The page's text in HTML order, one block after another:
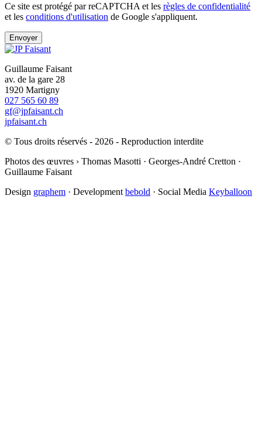
Ce site est protégé par reCAPTCHA et les règles de confidentialité
et les conditions d'utilisation de Google s'appliquent.
Guillaume Faisant
av. de la gare 28
1920 Martigny
027 565 60 89
gf@jpfaisant.ch
jpfaisant.ch
© Tous droits réservés - 2026 - Reproduction interdite
Photos des œuvres › Thomas Masotti · Georges-André Cretton ·
Guillaume Faisant
Design graphem · Development bebold · Social Media Keyballoon